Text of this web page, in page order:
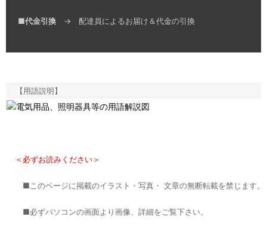
■代金引換 → 配達員によるお届け＆代金の引換
【用語説明】
＜必ずお読みください＞
■このページに掲載のイラスト・写真・ 文章の無断転載を禁じます。
■必ずパソコンの画面より画像、詳細をご覧下さい。